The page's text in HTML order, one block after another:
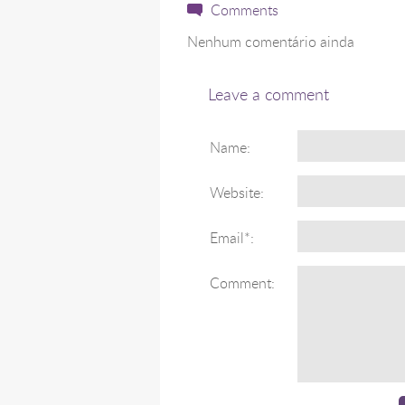
Comments
Nenhum comentário ainda
Leave a comment
Name:
Website:
Email*:
Comment: